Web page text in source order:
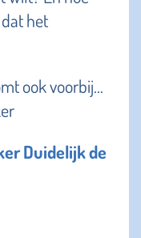
het
ook voorbij…
Duidelijk de